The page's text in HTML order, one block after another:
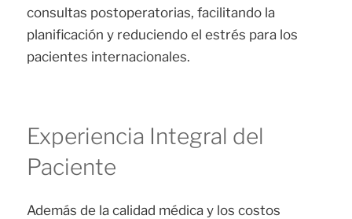
consultas postoperatorias, facilitando la
planificación y reduciendo el estrés para los
pacientes internacionales.
Experiencia Integral del
Paciente
Además de la calidad médica y los costos